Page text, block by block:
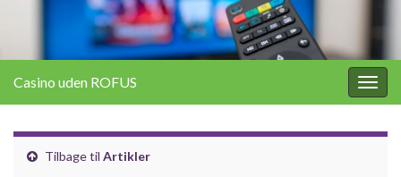
Casino uden ROFUS
Tilbage til Artikler